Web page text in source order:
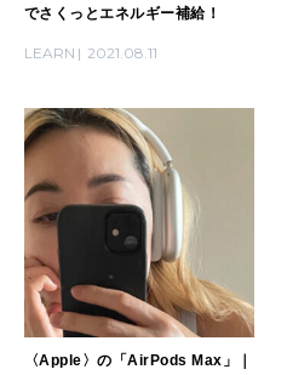
でさくっとエネルギー補給！
LEARN 2021.08.11
〈Apple〉の「AirPods Max」｜